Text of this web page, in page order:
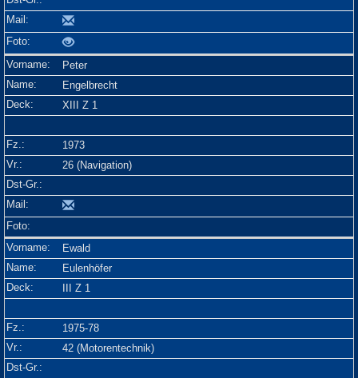
Peter
Engelbrecht
XIII Z 1
1973
26 (Navigation)
Ewald
Eulenhöfer
III Z 1
1975-78
42 (Motorentechnik)